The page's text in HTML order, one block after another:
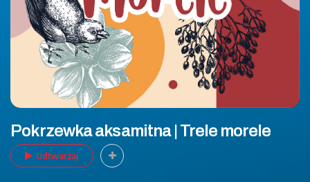
Pokrzewka aksamitna | Trele morele
Odtwarzaj